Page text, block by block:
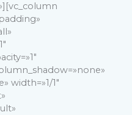
width=»1/1″